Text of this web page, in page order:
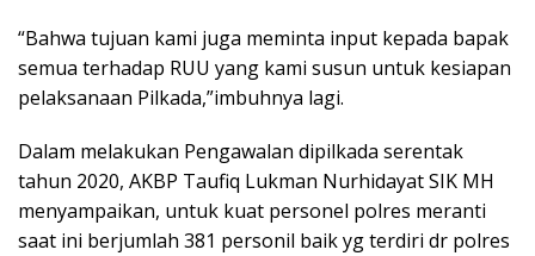
“Bahwa tujuan kami juga meminta input kepada bapak
semua terhadap RUU yang kami susun untuk kesiapan
pelaksanaan Pilkada,”imbuhnya lagi.
Dalam melakukan Pengawalan dipilkada serentak
tahun 2020, AKBP Taufiq Lukman Nurhidayat SIK MH
menyampaikan, untuk kuat personel polres meranti
saat ini berjumlah 381 personil baik yg terdiri dr polres